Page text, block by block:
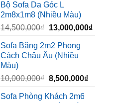
là:
13,500,000₫.
Bộ Sofa Da Góc L
2m8x1m8 (Nhiều Màu)
14,500,000₫ Giá
là:
14,500,000₫.
13,000,000₫Giá
Sofa Băng 2m2 Phong
Cách Châu Âu (Nhiều
Màu)
10,000,000₫ Giá
là:
8,500,000₫Giá
Sofa Phòng Khách 2m6